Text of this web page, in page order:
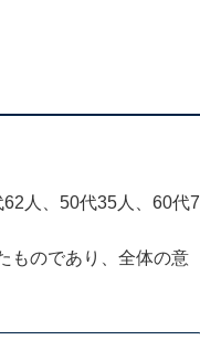
人、50代35人、60代7
ものであり、全体の意